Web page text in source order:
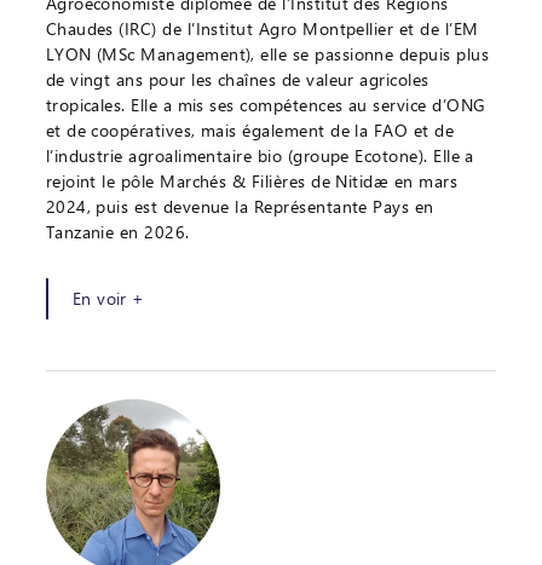
Chaudes (IRC) de l’Institut Agro Montpellier et de l’EM
LYON (MSc Management), elle se passionne depuis plus
de vingt ans pour les chaînes de valeur agricoles
tropicales. Elle a mis ses compétences au service d’ONG
et de coopératives, mais également de la FAO et de
l’industrie agroalimentaire bio (groupe Ecotone). Elle a
rejoint le pôle Marchés & Filières de Nitidæ en mars
2024, puis est devenue la Représentante Pays en
Tanzanie en 2026.
En voir +